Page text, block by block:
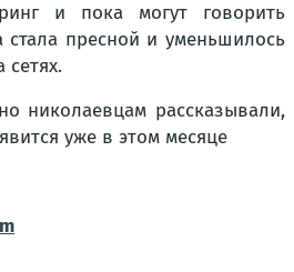
и пока могут говорить
пресной и уменьшилось
сетях.
николаевцам рассказывали,
уже в этом месяце